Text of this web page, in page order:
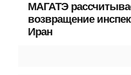
МАГАТЭ
возвращение
Иран